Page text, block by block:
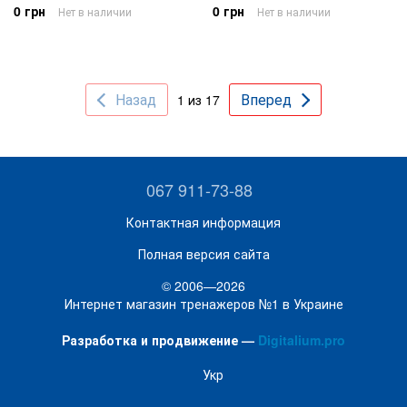
0 грн Нет в наличии 0 грн Нет в наличии
Назад 1 из 17 Вперед
067 911-73-88
Контактная информация
Полная версия сайта
© 2006—2026
Интернет магазин тренажеров №1 в Украине
Разработка и продвижение — Digitalium.pro
Укр